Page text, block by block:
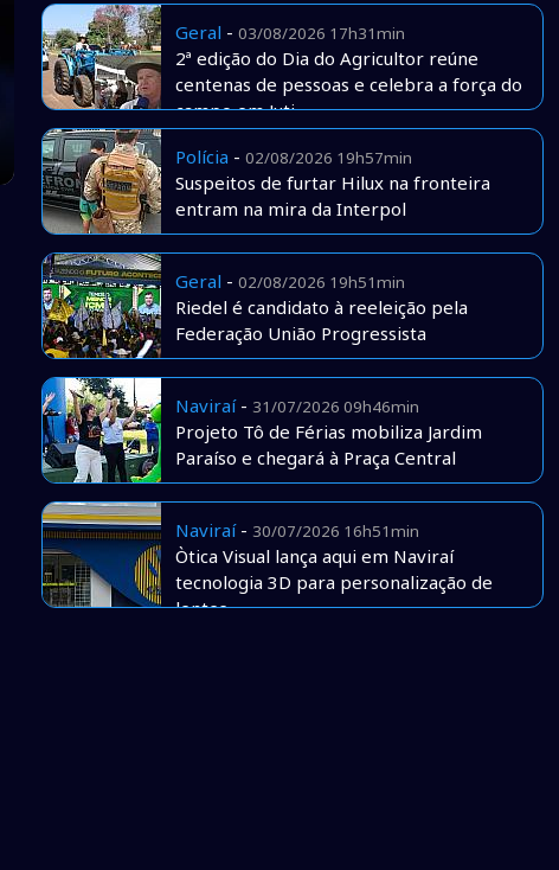
Geral - 03/08/2026 17h31min
2ª edição do Dia do Agricultor reúne
centenas de pessoas e celebra a força do
campo em Juti
Polícia - 02/08/2026 19h57min
Suspeitos de furtar Hilux na fronteira
entram na mira da Interpol
Geral - 02/08/2026 19h51min
Riedel é candidato à reeleição pela
Federação União Progressista
Naviraí- 31/07/2026 09h46min
Projeto Tô de Férias mobiliza Jardim
Paraíso e chegará à Praça Central
Naviraí- 30/07/2026 16h51min
Òtica Visual lança aqui em Naviraí
tecnologia 3D para personalização de
lentes